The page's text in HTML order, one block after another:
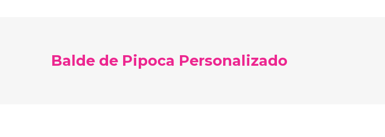
Chapéu Personalizado
Balde de Pipoca Personalizado